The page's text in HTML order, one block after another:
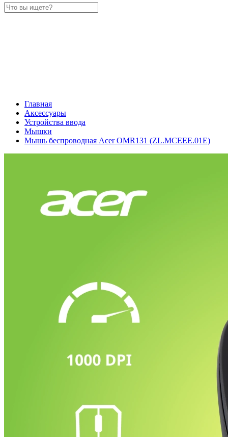
Главная
Аксессуары
Устройства ввода
Мышки
Мышь беспроводная Acer OMR131 (ZL.MCEEE.01E)